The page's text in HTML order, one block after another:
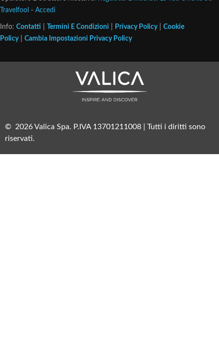
Travelfool - Accedi
Info: Contatti Termini E Condizioni Privacy Policy| Cookie
Policy| Cambia Impostazioni Privacy Policy
© 2026 Valica Spa. P.IVA 13701211008 | Tutti i diritti sono
riservati.